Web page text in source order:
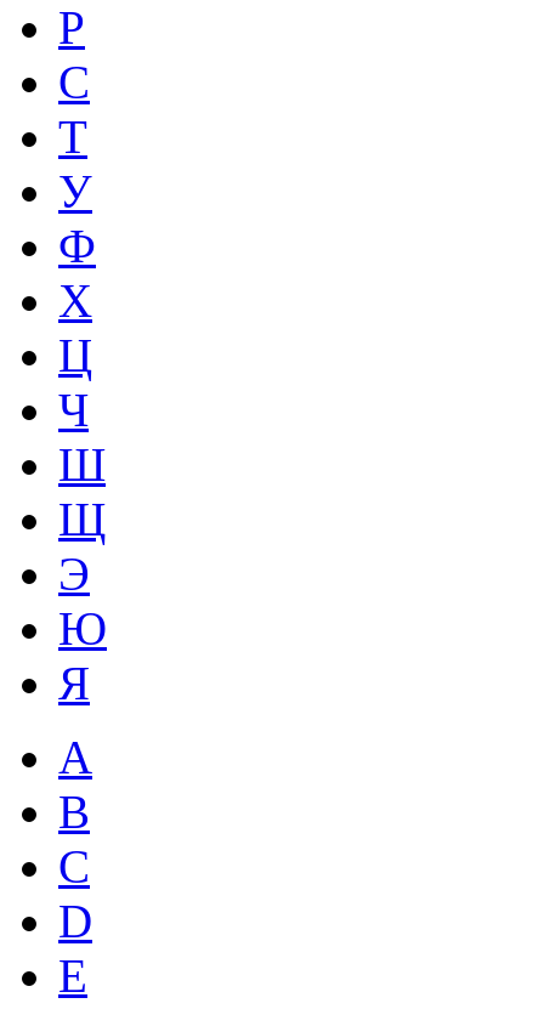
Р
С
Т
У
Ф
Х
Ц
Ч
Ш
Щ
Э
Ю
Я
A
B
C
D
E